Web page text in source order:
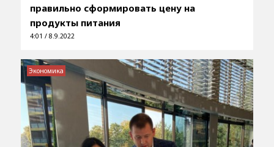
правильно сформировать цену на
продукты питания
4:01 / 8.9.2022
Экономика